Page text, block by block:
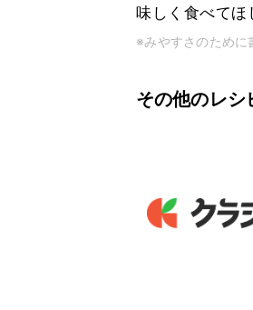
味しく食べて
※みやすさのために
その他のレシ